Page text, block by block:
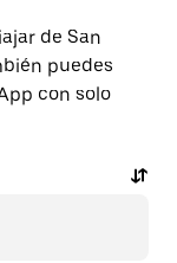
de San
puedes
con solo